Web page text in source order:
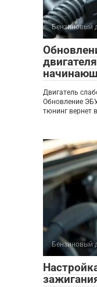
Бензиновый
Двигатель
Обновление
тюнинг вернет
Бензиновый